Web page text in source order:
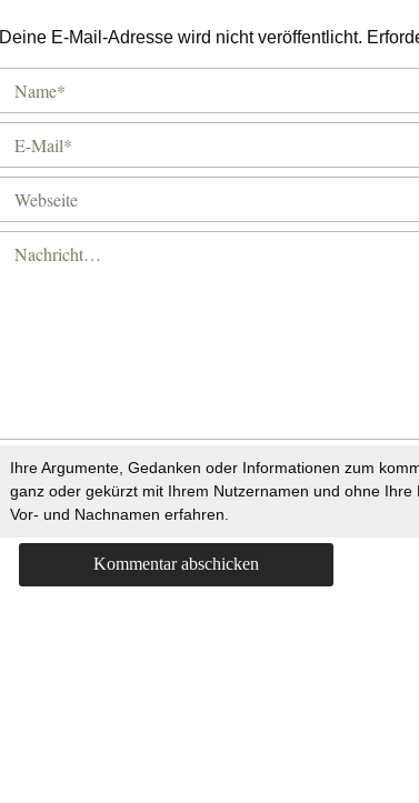
Deine E-Mail-Adresse wird nicht veröffentlicht.
Ihre Argumente, Gedanken oder Informationen zum
ganz oder gekürzt mit Ihrem Nutzernamen und ohne Ihre
Vor- und Nachnamen erfahren.